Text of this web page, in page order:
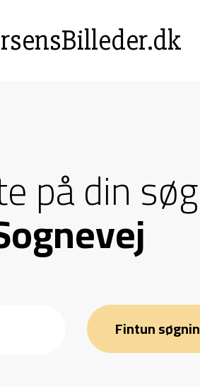
på din
Fintun